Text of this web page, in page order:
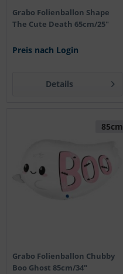
Grabo Folienballon Shape
The Cute Death 65cm/25"
Preis nach Login
Details
85cm
Grabo Folienballon Chubby
Boo Ghost 85cm/34"